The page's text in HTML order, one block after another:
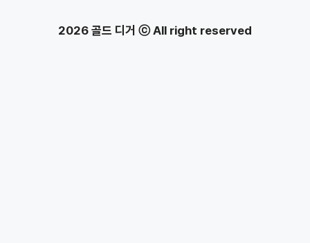
2026 골드 디거 ⓒ All right reserved